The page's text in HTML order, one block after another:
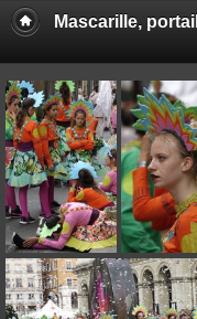
Mascarille,